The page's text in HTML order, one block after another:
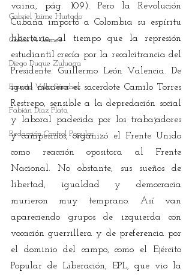
Gabriel Jaime Hurtado
Carlos A Gomes
Diego Duque Zuluaga
Ernesto Villa Sánchez
Fabián Díaz Plata
Redacción Control Popular
vaina, pág. 109). Pero la Revolución
Cubana importó a Colombia su espíritu
libertario, al tiempo que la represión
estudiantil crecía por la recalcitrancia del
Presidente. Guillermo León Valencia. De
igual manera el sacerdote Camilo Torres
Restrepo, sensible a la depredación social
y laboral padecida por los trabajadores
y campesinos, organizó el Frente Unido
como reacción opositora al Frente
Nacional. No obstante, sus sueños de
libertad, igualdad y democracia
murieron muy temprano. Así van
apareciendo grupos de izquierda con
vocación guerrillera y de preferencia por
el dominio del campo, como el Ejército
Popular de Liberación, EPL, que vio la